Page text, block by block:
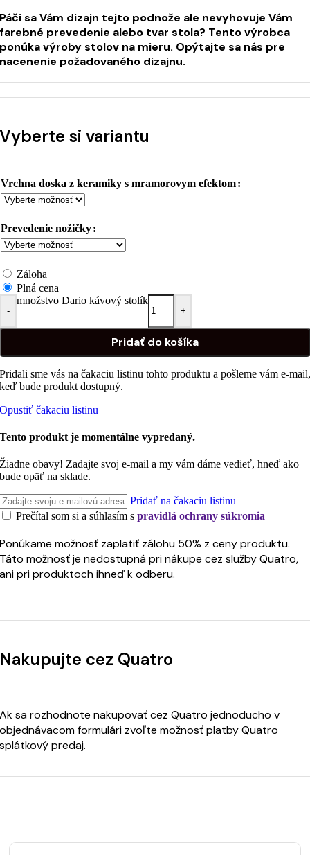
Páči sa Vám dizajn tejto podnože ale nevyhovuje Vám
farebné prevedenie alebo tvar stola? Tento výrobca
ponúka výroby stolov na mieru. Opýtajte sa nás pre
nacenenie požadovaného dizajnu.
Vyberte si variantu
Vrchna doska z keramiky s mramorovym efektom
Prevedenie nožičky
Záloha
Plná cena
-
množstvo Dario kávový stolík
+
Pridať do košíka
Pridali sme vás na čakaciu listinu tohto produktu a pošleme vám e-mail,
keď bude produkt dostupný.
Opustiť čakaciu listinu
Tento produkt je momentálne vypredaný.
Žiadne obavy! Zadajte svoj e-mail a my vám dáme vedieť, hneď ako
bude opäť na sklade.
Pridať na čakaciu listinu
Prečítal som si a súhlasím s pravidlá ochrany súkromia
Ponúkame možnosť zaplatiť zálohu 50% z ceny produktu.
Táto možnosť je nedostupná pri nákupe cez služby Quatro,
ani pri produktoch ihneď k odberu.
Nakupujte cez Quatro
Ak sa rozhodnote nakupovať cez Quatro jednoducho v
objednávacom formulári zvoľte možnosť platby Quatro
splátkový predaj.